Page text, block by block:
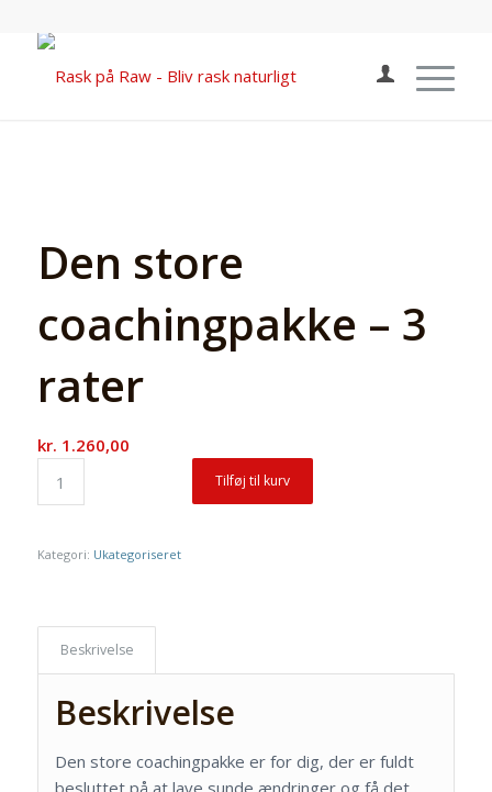
Den store
coachingpakke – 3
rater
kr. 1.260,00
Tilføj til kurv
Kategori: Ukategoriseret
Beskrivelse
Beskrivelse
Den store coachingpakke er for dig, der er fuldt
besluttet på at lave sunde ændringer og få det